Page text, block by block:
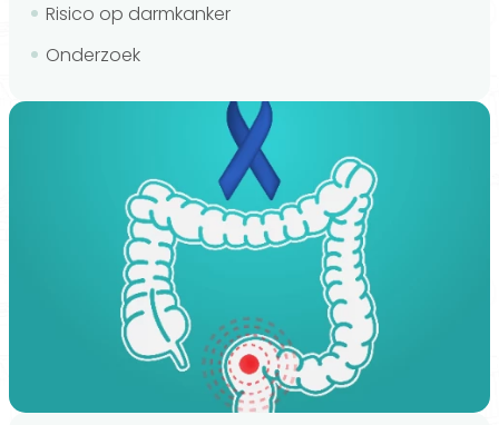
Risico op darmkanker
Onderzoek